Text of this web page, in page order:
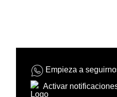
Empieza a
Activar